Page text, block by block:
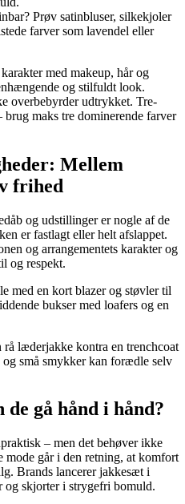
Prøv satinbluser, silkekjoler
farver som lavendel eller
med makeup, hår og
og stilfuldt look.
overbebyrder udtrykket. Tre-
maks tre dominerende farver
Mellem
frihed
og udstillinger er nogle af de
er fastlagt eller helt afslappet.
og arrangementets karakter og
og respekt.
med en kort blazer og støvler til
bukser med loafers og en
rå læderjakke kontra en trenchcoat
små smykker kan forædle selv
gå hånd i hånd?
– men det behøver ikke
går i den retning, at komfort
Brands lancerer jakkesæt i
og skjorter i strygefri bomuld.